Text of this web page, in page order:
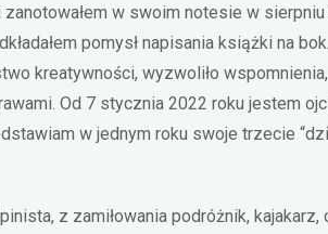
w swoim notesie w sierpniu
pomysł napisania książki na
kreatywności, wyzwoliło
Od 7 stycznia 2022 roku jestem
w jednym roku swoje trzecie
z zamiłowania podróżnik, kajakarz,